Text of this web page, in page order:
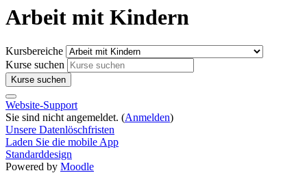
Arbeit mit Kindern
Kursbereiche
Kurse suchen
Kurse suchen
Website-Support
Sie sind nicht angemeldet. (Anmelden)
Unsere Datenlöschfristen
Laden Sie die mobile App
Standarddesign
Powered by Moodle